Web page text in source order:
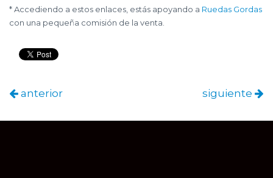
* Accediendo a estos enlaces, estás apoyando a Ruedas Gordas
con una pequeña comisión de la venta.
anterior siguiente